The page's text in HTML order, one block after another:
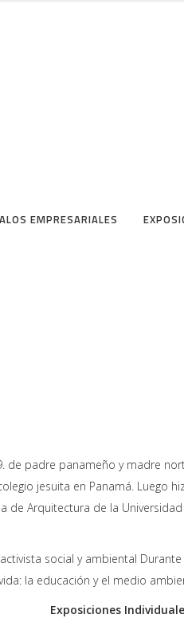
EMPRESARIALES
de padre panameño y madre
jesuita en Panamá. Luego
de Arquitectura de la
social y ambiental
la educación y el medio
Exposiciones